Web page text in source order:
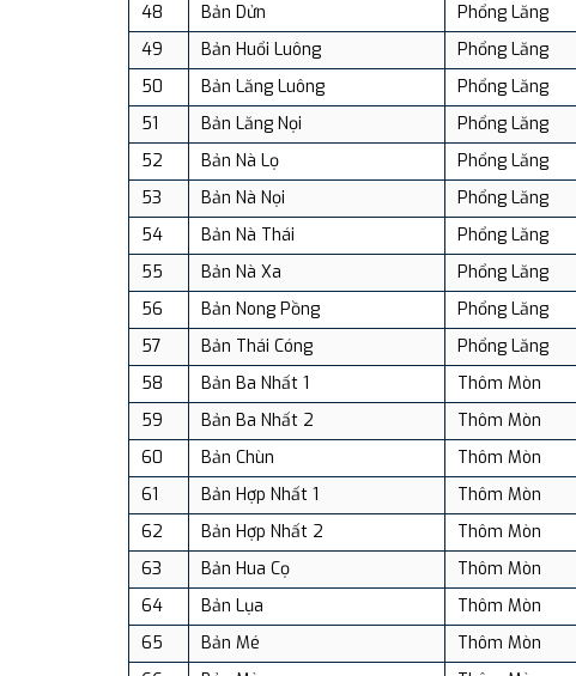
48
Bản Dửn Phổng Lăng
49
Bản Huổi Luông Phổng Lăng
50
Bản Lăng Luông Phổng Lăng
51
Bản Lăng Nọi Phổng Lăng
52
Bản Nà Lọ Phổng Lăng
53
Bản Nà Nọi Phổng Lăng
54
Bản Nà Thái Phổng Lăng
55
Bản Nà Xa Phổng Lăng
56
Bản Nong Pồng Phổng Lăng
57
Bản Thái Cóng Phổng Lăng
58
Bản Ba Nhất 1 Thôm Mòn
59
Bản Ba Nhất 2 Thôm Mòn
60
Bản Chùn Thôm Mòn
61
Bản Hợp Nhất 1 Thôm Mòn
62
Bản Hợp Nhất 2 Thôm Mòn
63
Bản Hua Cọ Thôm Mòn
64
Bản Lụa Thôm Mòn
65
Bản Mé Thôm Mòn